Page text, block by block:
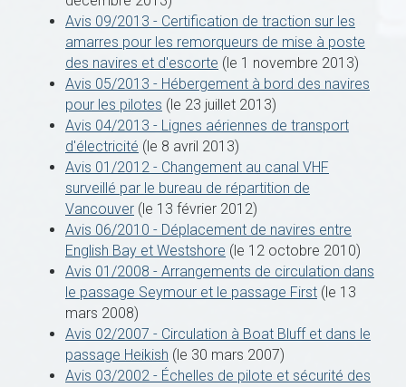
Avis 09/2013 - Certification de traction sur les
amarres pour les remorqueurs de mise à poste
des navires et d'escorte (le 1 novembre 2013)
Avis 05/2013 - Hébergement à bord des navires
pour les pilotes (le 23 juillet 2013)
Avis 04/2013 - Lignes aériennes de transport
d'électricité (le 8 avril 2013)
Avis 01/2012 - Changement au canal VHF
surveillé par le bureau de répartition de
Vancouver (le 13 février 2012)
Avis 06/2010 - Déplacement de navires entre
English Bay et Westshore (le 12 octobre 2010)
Avis 01/2008 - Arrangements de circulation dans
le passage Seymour et le passage First (le 13
mars 2008)
Avis 02/2007 - Circulation à Boat Bluff et dans le
passage Heikish (le 30 mars 2007)
Avis 03/2002 - Échelles de pilote et sécurité des